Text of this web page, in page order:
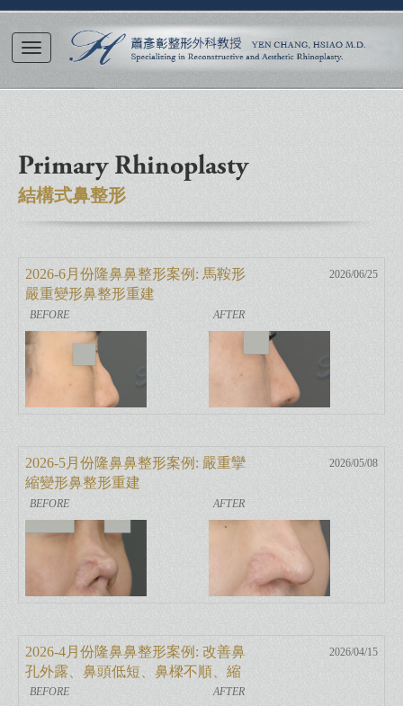
Primary Rhinoplasty
結構式鼻整形
2026-6月份隆鼻鼻整形案例: 馬鞍形
嚴重變形鼻整形重建
2026/06/25
2026-5月份隆鼻鼻整形案例: 嚴重攣
縮變形鼻整形重建
2026/05/08
2026-4月份隆鼻鼻整形案例: 改善鼻
孔外露、鼻頭低短、鼻樑不順、縮
鼻翼
2026/04/15